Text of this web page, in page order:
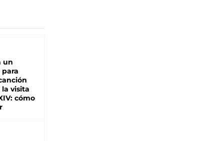
un
para
visita
cómo